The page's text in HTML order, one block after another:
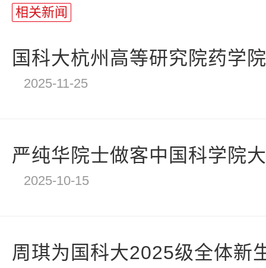
相关新闻
国科大杭州高等研究院药学
2025-11-25
严纯华院士做客中国科学院
2025-10-15
周琪为国科大2025级全体新